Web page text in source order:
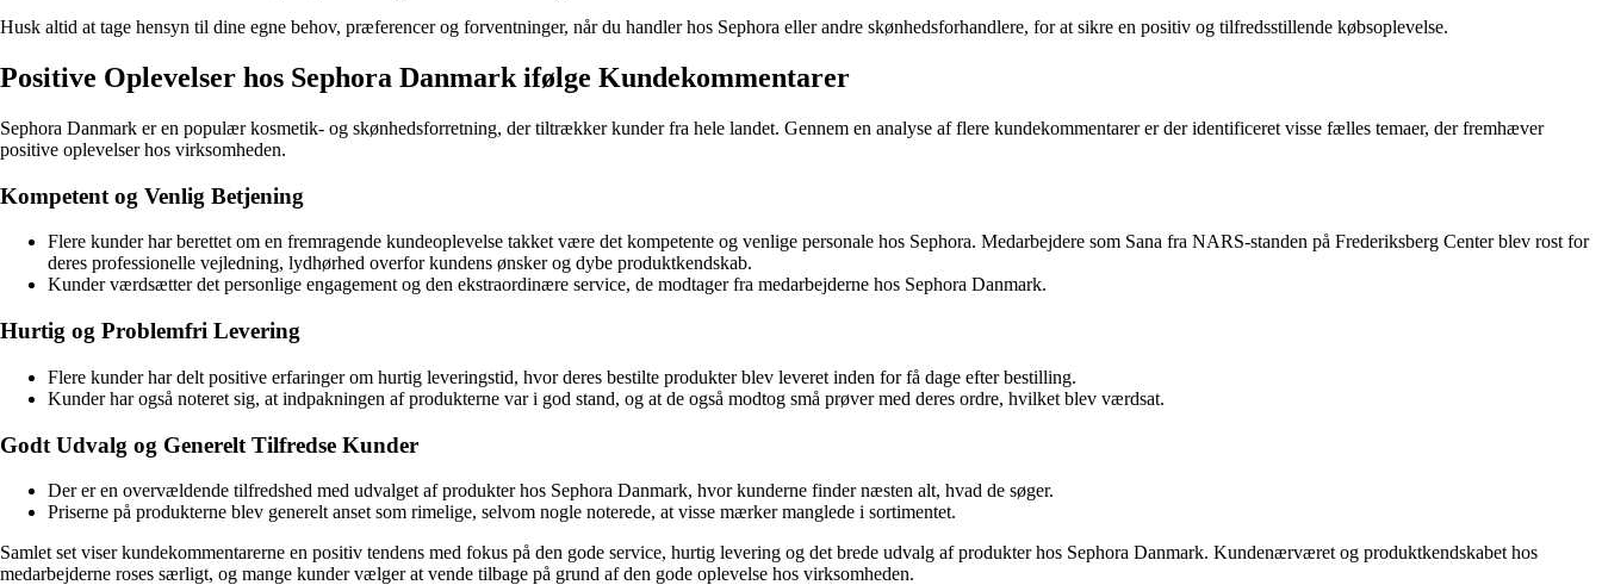
Husk altid at tage hensyn til dine egne behov, præferencer og forventninger, når du handler hos Sephora eller andre skønhedsforhandlere, for at sikre en positiv og tilfredsstillende købsoplevelse.
Positive Oplevelser hos Sephora Danmark ifølge Kundekommentarer
Sephora Danmark er en populær kosmetik- og skønhedsforretning, der tiltrækker kunder fra hele landet. Gennem en analyse af flere kundekommentarer er der identificeret visse fælles temaer, der fremhæver
positive oplevelser hos virksomheden.
Kompetent og Venlig Betjening
Flere kunder har berettet om en fremragende kundeoplevelse takket være det kompetente og venlige personale hos Sephora. Medarbejdere som Sana fra NARS-standen på Frederiksberg Center blev rost for
deres professionelle vejledning, lydhørhed overfor kundens ønsker og dybe produktkendskab.
Kunder værdsætter det personlige engagement og den ekstraordinære service, de modtager fra medarbejderne hos Sephora Danmark.
Hurtig og Problemfri Levering
Flere kunder har delt positive erfaringer om hurtig leveringstid, hvor deres bestilte produkter blev leveret inden for få dage efter bestilling.
Kunder har også noteret sig, at indpakningen af produkterne var i god stand, og at de også modtog små prøver med deres ordre, hvilket blev værdsat.
Godt Udvalg og Generelt Tilfredse Kunder
Der er en overvældende tilfredshed med udvalget af produkter hos Sephora Danmark, hvor kunderne finder næsten alt, hvad de søger.
Priserne på produkterne blev generelt anset som rimelige, selvom nogle noterede, at visse mærker manglede i sortimentet.
Samlet set viser kundekommentarerne en positiv tendens med fokus på den gode service, hurtig levering og det brede udvalg af produkter hos Sephora Danmark. Kundenærværet og produktkendskabet hos
medarbejderne roses særligt, og mange kunder vælger at vende tilbage på grund af den gode oplevelse hos virksomheden.